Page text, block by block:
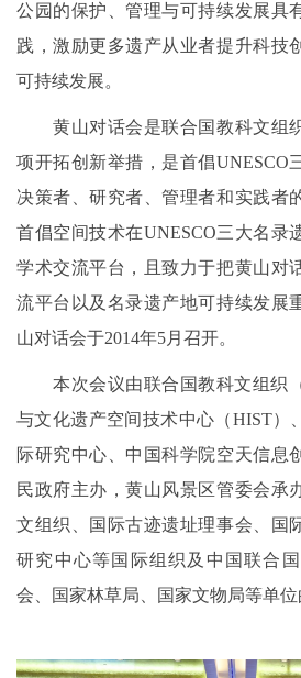
公园的保护、管理与可持续发展具
践，激励更多遗产从业者提升科技
可持续发展。
黄山对话会是联合国教科文组
项开拓创新举措，是首倡UNESCO
决策者、研究者、管理者和实践者
首倡空间技术在UNESCO三大名录
学术交流平台，且致力于把黄山对
流平台以及名录遗产地可持续发展
山对话会于2014年5月召开。
本次会议由联合国教科文组织（
与文化遗产空间技术中心（HIST）
际研究中心、中国科学院空天信息
民政府主办，黄山风景区管委会承
文组织、国际古迹遗址理事会、国
研究中心等国际组织及中国联合
会、国家林草局、国家文物局等单位